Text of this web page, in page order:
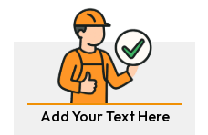
Add Your Text Here